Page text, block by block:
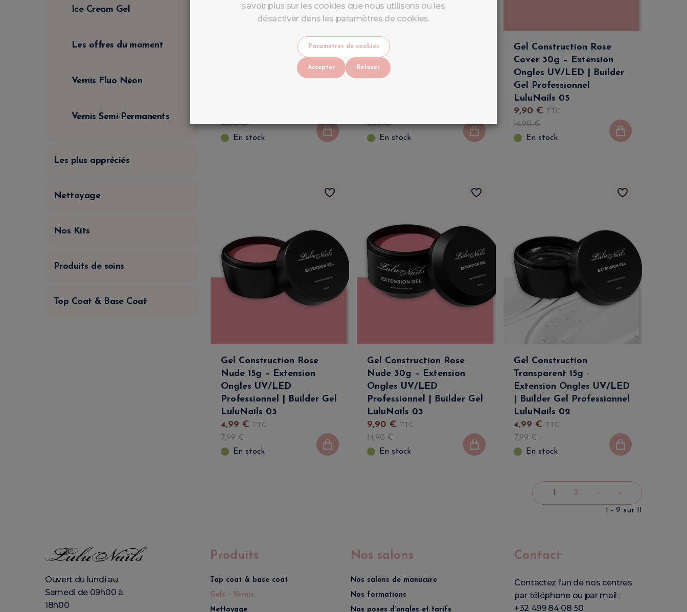
Ice Cream Gel
Les offres du moment
Vernis Fluo Néon
Vernis Semi-Permanents
Les plus appréciés
Nettoyage
Nos Kits
Produits de soins
Top Coat & Base Coat
Gel Construction Nude
Caramel 30g – Extension
Ongles UV/LED | Builder
14,90€
En stock
Gel Construction Rose
Cover 15g – Extension
Ongles UV/LED | Builder
7,99€
En stock
Gel Construction Rose
Cover 30g – Extension
Ongles UV/LED | Builder
Gel Professionnel
LuluNails 05
9,90 € TTC
14,90€
En stock
Gel Construction Rose
Nude 15g – Extension
Ongles UV/LED
Professionnel | Builder Gel
LuluNails 03
4,99 € TTC
7,99€
En stock
Gel Construction Rose
Nude 30g – Extension
Ongles UV/LED
Professionnel | Builder Gel
LuluNails 03
9,90 € TTC
14,90€
En stock
Gel Construction
Transparent 15g -
Extension Ongles UV/LED
| Builder Gel Professionnel
LuluNails 02
4,99 € TTC
7,99€
En stock
1 2 › »
1 - 9 sur 11
Ouvert du lundi au
Samedi de 09h00 à
18h00
Produits
Top coat & base coat
Gels - Vernis
Nettoyage
Nos salons
Nos salons de manucure
Nos formations
Nos poses d’ongles et tarifs
Contact
Contactez l’un de nos centres
par téléphone ou par mail :
+32 499 84 08 50
savoir plus sur les cookies que nous utilisons ou les
désactiver dans les paramètres de cookies.
Paramètres de cookies
Accepter Refuser